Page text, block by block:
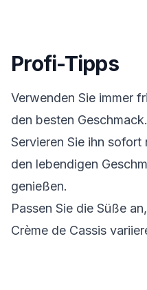
Profi-Tipps
Verwenden Sie immer
den besten Geschmack.
Servieren Sie ihn
den lebendigen
genießen.
Passen Sie die Süße
Crème de Cassis